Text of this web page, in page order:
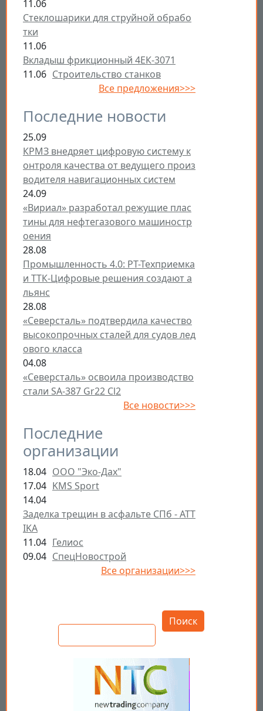
11.06
Стеклошарики для струйной обрабо
тки
11.06
Вкладыш фрикционный 4ЕК-3071
11.06 Строительство станков
Все предложения>>>
Последние новости
25.09
КРМЗ внедряет цифровую систему к
онтроля качества от ведущего произ
водителя навигационных систем
24.09
«Вириал» разработал режущие плас
тины для нефтегазового машиностр
оения
28.08
Промышленность 4.0: РТ-Техприемка
и ТТК-Цифровые решения создают а
льянс
28.08
«Северсталь» подтвердила качество
высокопрочных сталей для судов лед
ового класса
04.08
«Северсталь» освоила производство
стали SA-387 Gr22 Cl2
Все новости>>>
Последние
организации
18.04 ООО "Эко-Дах"
17.04 KMS Sport
14.04
Заделка трещин в асфальте СПб - ATT
IKA
11.04 Гелиос
09.04 СпецНовострой
Все организации>>>